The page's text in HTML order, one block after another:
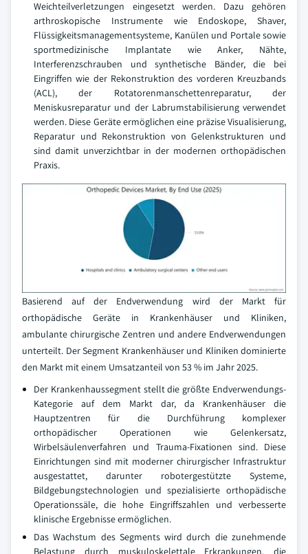
Weichteilverletzungen eingesetzt werden. Dazu gehören
arthroskopische Instrumente wie Endoskope, Shaver,
Flüssigkeitsmanagementsysteme, Kanülen und Portale sowie
sportmedizinische Implantate wie Anker, Nähte,
Interferenzschrauben und synthetische Bänder, die bei
Eingriffen wie der Rekonstruktion des vorderen Kreuzbands
(ACL), der Rotatorenmanschettenreparatur, der
Meniskusreparatur und der Labrumstabilisierung verwendet
werden. Diese Geräte ermöglichen eine präzise Visualisierung,
Reparatur und Rekonstruktion von Gelenkstrukturen und
sind damit unverzichtbar in der modernen orthopädischen
Praxis.
Basierend auf der Endverwendung wird der Markt für
orthopädische Geräte in Krankenhäuser und Kliniken,
ambulante chirurgische Zentren und andere Endverwendungen
unterteilt. Der Segment Krankenhäuser und Kliniken dominierte
den Markt mit einem Umsatzanteil von 53 % im Jahr 2025.
Der Krankenhaussegment stellt die größte Endverwendungs-
Kategorie auf dem Markt dar, da Krankenhäuser die
Hauptzentren für die Durchführung komplexer
orthopädischer Operationen wie Gelenkersatz,
Wirbelsäulenverfahren und Trauma-Fixationen sind. Diese
Einrichtungen sind mit moderner chirurgischer Infrastruktur
ausgestattet, darunter robotergestützte Systeme,
Bildgebungstechnologien und spezialisierte orthopädische
Operationssäle, die hohe Eingriffszahlen und verbesserte
klinische Ergebnisse ermöglichen.
Das Wachstum des Segments wird durch die zunehmende
Belastung durch muskuloskelettale Erkrankungen, die